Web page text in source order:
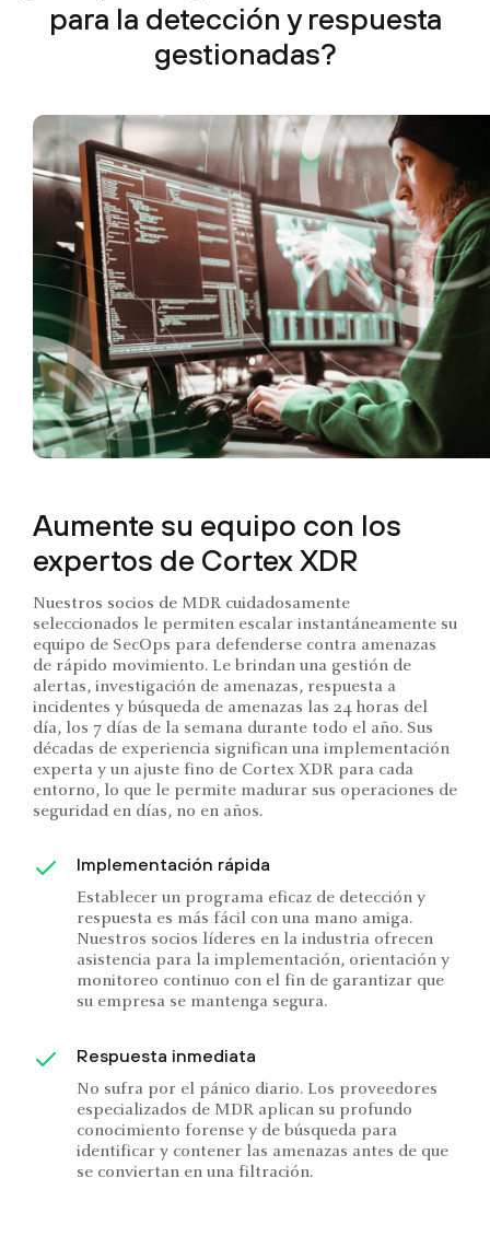
para la detección y respuesta
gestionadas?
Aumente su equipo con los
expertos de Cortex XDR
Nuestros socios de MDR cuidadosamente
seleccionados le permiten escalar instantáneamente su
equipo de SecOps para defenderse contra amenazas
de rápido movimiento. Le brindan una gestión de
alertas, investigación de amenazas, respuesta a
incidentes y búsqueda de amenazas las 24 horas del
día, los 7 días de la semana durante todo el año. Sus
décadas de experiencia significan una implementación
experta y un ajuste fino de Cortex XDR para cada
entorno, lo que le permite madurar sus operaciones de
seguridad en días, no en años.
Implementación rápida
Establecer un programa eficaz de detección y
respuesta es más fácil con una mano amiga.
Nuestros socios líderes en la industria ofrecen
asistencia para la implementación, orientación y
monitoreo continuo con el fin de garantizar que
su empresa se mantenga segura.
Respuesta inmediata
No sufra por el pánico diario. Los proveedores
especializados de MDR aplican su profundo
conocimiento forense y de búsqueda para
identificar y contener las amenazas antes de que
se conviertan en una filtración.